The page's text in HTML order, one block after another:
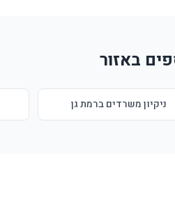
באזור
ניקיון משרדים ברמת גן